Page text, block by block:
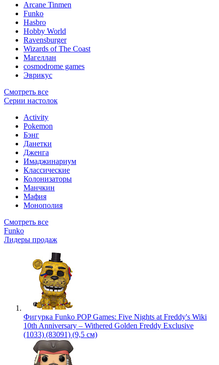
Arcane Tinmen
Funko
Hasbro
Hobby World
Ravensburger
Wizards of The Coast
Магеллан
сosmodrome games
Эврикус
Смотреть все
Серии настолок
Activity
Pokemon
Бэнг
Данетки
Дженга
Имаджинариум
Классические
Колонизаторы
Манчкин
Мафия
Монополия
Смотреть все
Funko
Лидеры продаж
Фигурка Funko POP Games: Five Nights at Freddy's Wiki
10th Anniversary – Withered Golden Freddy Exclusive
(1033) (83091) (9,5 см)